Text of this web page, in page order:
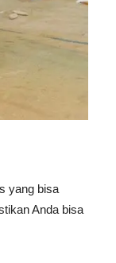
yang bisa
Anda bisa